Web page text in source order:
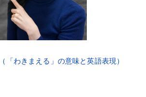
わきまえる」の意味と英語表現）